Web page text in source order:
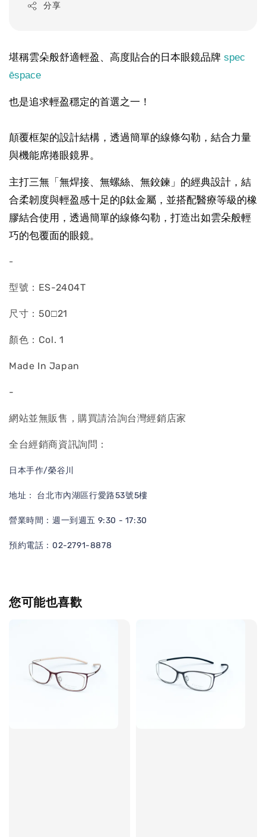
分享
堪稱雲朵般舒適輕盈、高度貼合的日本眼鏡品牌 spec
ēspace
也是追求輕盈穩定的首選之一！
顛覆框架的設計結構，透過簡單的線條勾勒，結合力量
與機能席捲眼鏡界。
主打三無「無焊接、無螺絲、無鉸鍊」的經典設計，結
合柔韌度與輕盈感十足的β鈦金屬，並搭配醫療等級的橡
膠結合使用，透過簡單的線條勾勒，打造出如雲朵般輕
巧的包覆面的眼鏡。
-
型號：ES-2404T
尺寸：50□21
顏色：Col. 1
Made In Japan
-
網站並無販售，購買請洽詢台灣經銷店家
全台經銷商資訊詢問：
日本手作/榮谷川
地址： 台北市內湖區行愛路53號5樓
營業時間：週一到週五 9:30 - 17:30
預約電話：02-2791-8878
您可能也喜歡